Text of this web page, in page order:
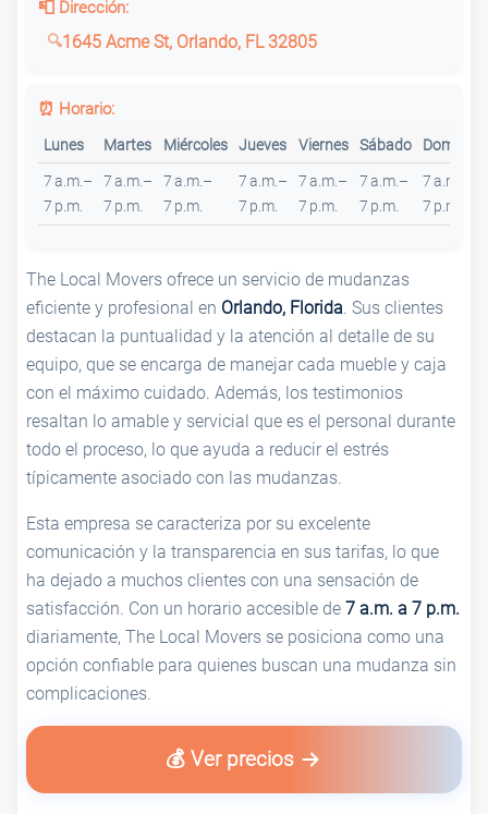
📮 Dirección:
1645 Acme St, Orlando, FL 32805
⏰ Horario:
Lunes Martes Miércoles Jueves Viernes Sábado Domingo
7 a.m.–
7 p.m.
7 a.m.–
7 p.m.
7 a.m.–
7 p.m.
7 a.m.–
7 p.m.
7 a.m.–
7 p.m.
7 a.m.–
7 p.m.
7 a.m.–
7 p.m.
The Local Movers ofrece un servicio de mudanzas
eficiente y profesional en Orlando, Florida. Sus clientes
destacan la puntualidad y la atención al detalle de su
equipo, que se encarga de manejar cada mueble y caja
con el máximo cuidado. Además, los testimonios
resaltan lo amable y servicial que es el personal durante
todo el proceso, lo que ayuda a reducir el estrés
típicamente asociado con las mudanzas.
Esta empresa se caracteriza por su excelente
comunicación y la transparencia en sus tarifas, lo que
ha dejado a muchos clientes con una sensación de
satisfacción. Con un horario accesible de 7 a.m. a 7 p.m.
diariamente, The Local Movers se posiciona como una
opción confiable para quienes buscan una mudanza sin
complicaciones.
💰 Ver precios